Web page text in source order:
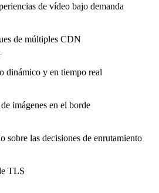
de vídeo bajo demanda
de múltiples CDN
dinámico y en tiempo real
imágenes en el borde
sobre las decisiones de enrutamiento
TLS